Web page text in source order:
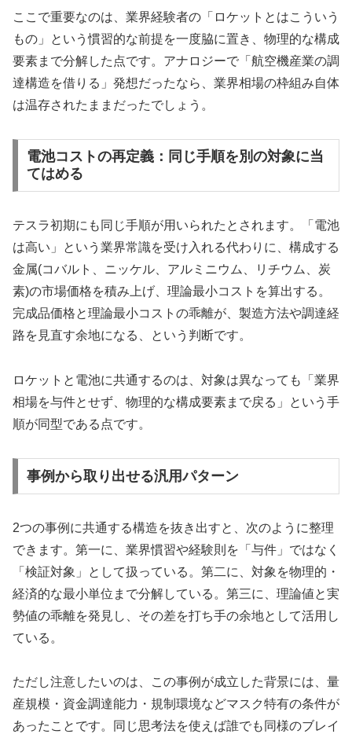
ここで重要なのは、業界経験者の「ロケットとはこういう
もの」という慣習的な前提を一度脇に置き、物理的な構成
要素まで分解した点です。アナロジーで「航空機産業の調
達構造を借りる」発想だったなら、業界相場の枠組み自体
は温存されたままだったでしょう。
電池コストの再定義：同じ手順を別の対象に当
てはめる
テスラ初期にも同じ手順が用いられたとされます。「電池
は高い」という業界常識を受け入れる代わりに、構成する
金属(コバルト、ニッケル、アルミニウム、リチウム、炭
素)の市場価格を積み上げ、理論最小コストを算出する。
完成品価格と理論最小コストの乖離が、製造方法や調達経
路を見直す余地になる、という判断です。
ロケットと電池に共通するのは、対象は異なっても「業界
相場を与件とせず、物理的な構成要素まで戻る」という手
順が同型である点です。
事例から取り出せる汎用パターン
2つの事例に共通する構造を抜き出すと、次のように整理
できます。第一に、業界慣習や経験則を「与件」ではなく
「検証対象」として扱っている。第二に、対象を物理的・
経済的な最小単位まで分解している。第三に、理論値と実
勢値の乖離を発見し、その差を打ち手の余地として活用し
ている。
ただし注意したいのは、この事例が成立した背景には、量
産規模・資金調達能力・規制環境などマスク特有の条件が
あったことです。同じ思考法を使えば誰でも同様のブレイ